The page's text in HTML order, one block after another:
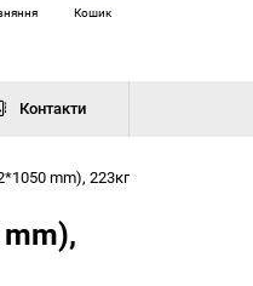
Кошик
Контакти
mm), 223кг